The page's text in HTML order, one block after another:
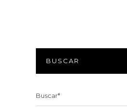
BUSCAR